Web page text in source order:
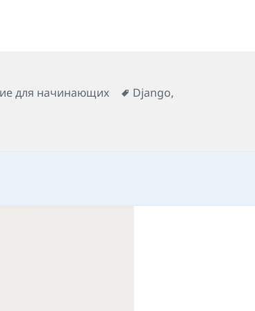
для начинающих Метки
Django,